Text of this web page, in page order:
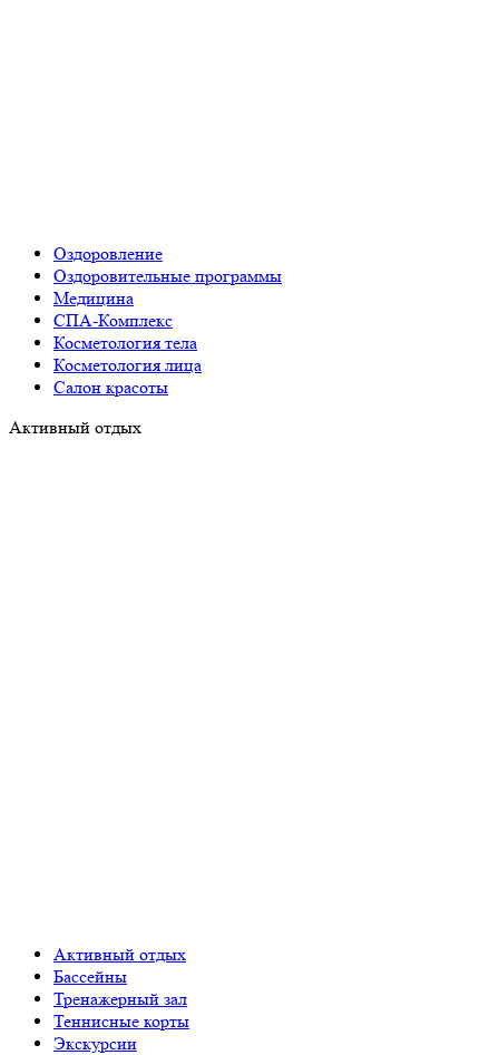
Оздоровление
Оздоровительные программы
Медицина
СПА-Комплекс
Косметология тела
Косметология лица
Салон красоты
Активный отдых
Активный отдых
Бассейны
Тренажерный зал
Теннисные корты
Экскурсии